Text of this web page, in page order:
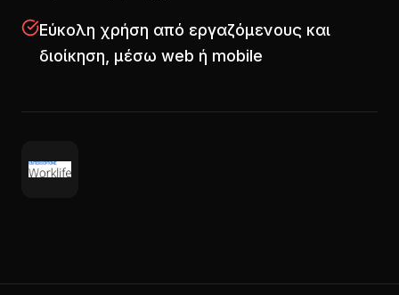
Εύκολη χρήση από εργαζόμενους και
διοίκηση, μέσω web ή mobile